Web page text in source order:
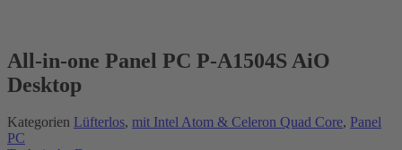
All-in-one Panel PC P-A1504S AiO
Desktop
Kategorien Lüfterlos, mit Intel Atom & Celeron Quad Core, Panel
PC